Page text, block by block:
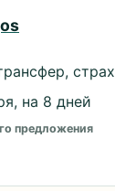
на 8 дней
предложения